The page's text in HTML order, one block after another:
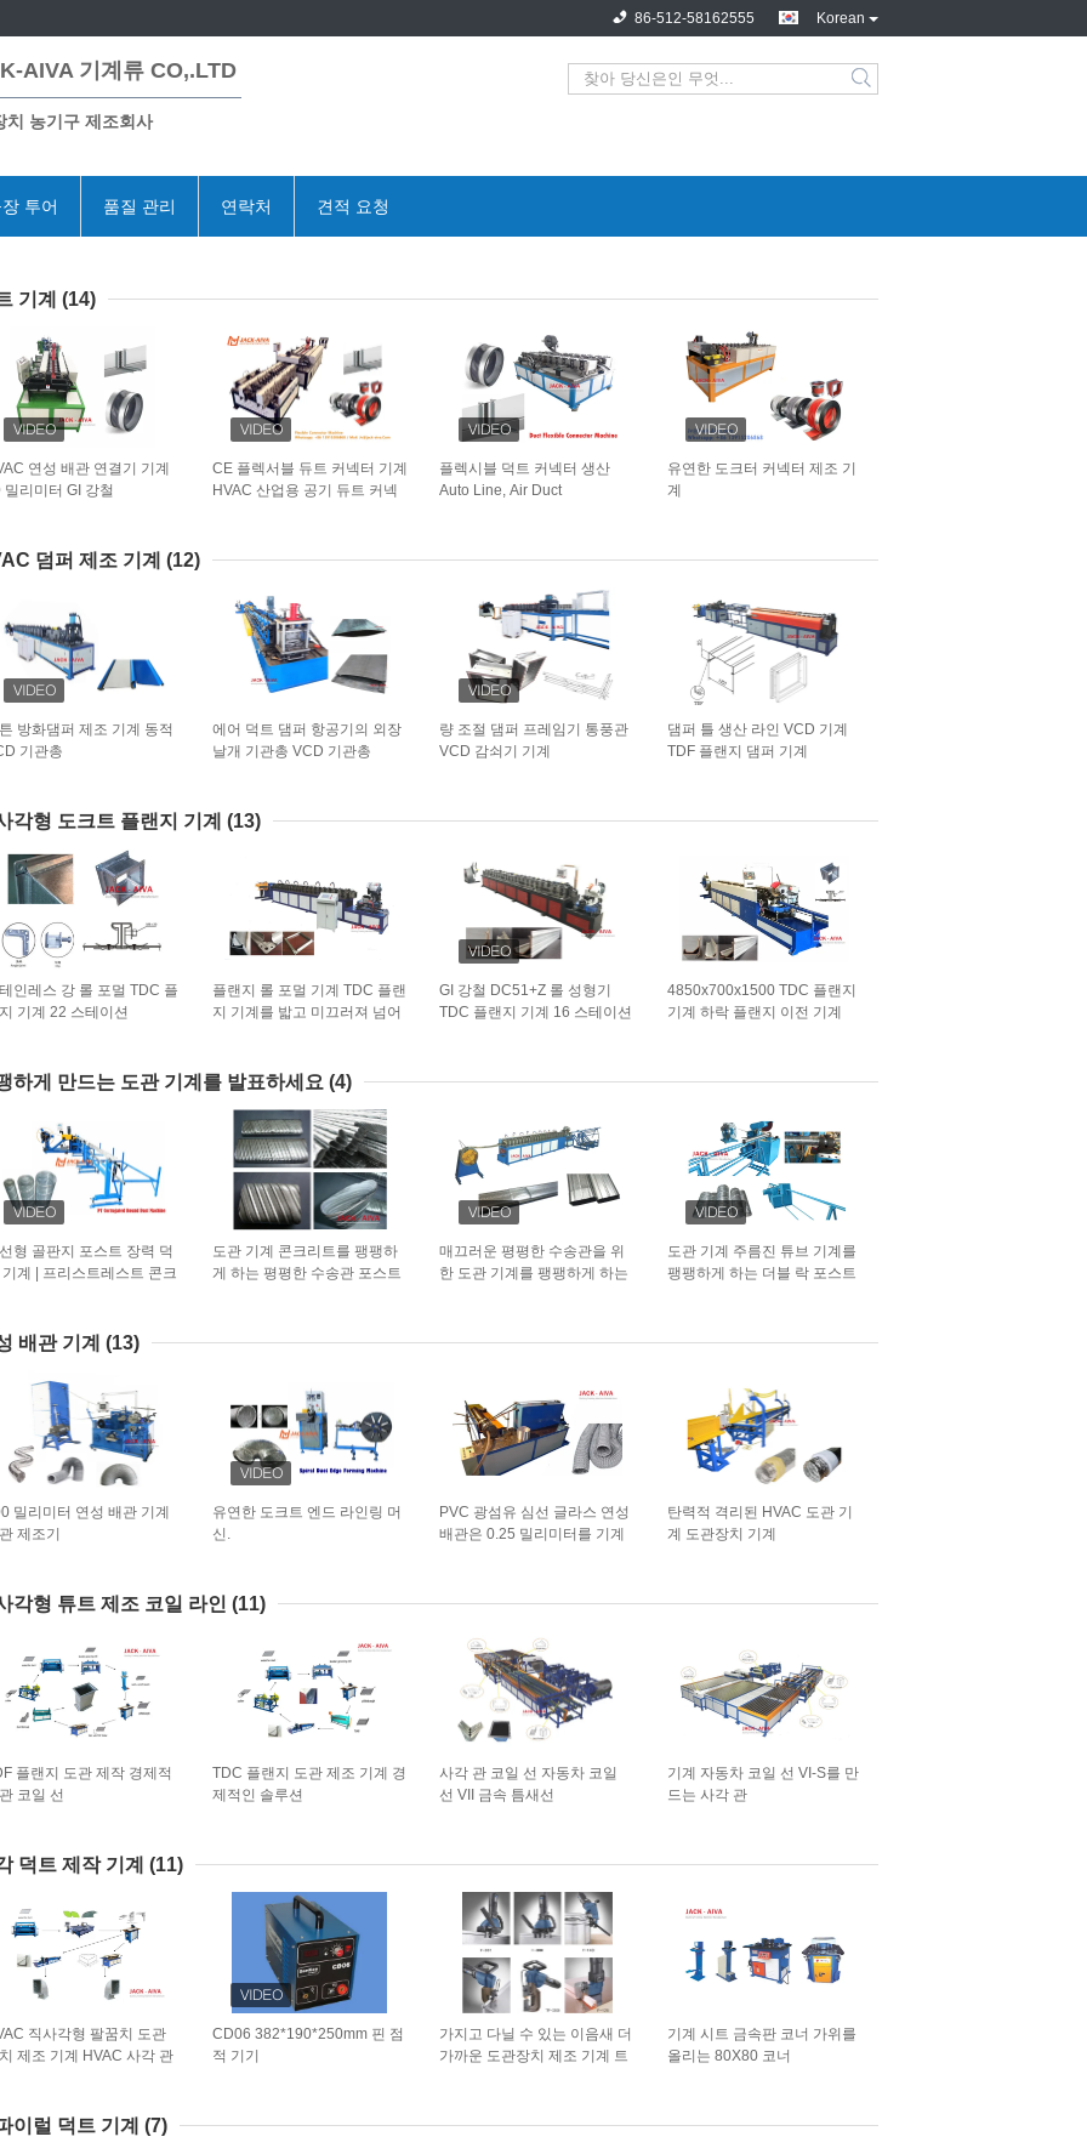
Korean
86-512-58162555
AIVA 기계류 CO,.LTD
치 농기구 제조회사
투어 품질 관리 연락처 견적 요청
기계 (14)
연성 배관 연결기 기계
밀리미터 GI 강철
CE 플렉서블 듀트 커넥터 기계
HVAC 산업용 공기 듀트 커넥
플렉시블 덕트 커넥터 생산
Auto Line, Air Duct
유연한 도크터 커넥터 제조 기
계
덤퍼 제조 기계 (12)
방화댐퍼 제조 기계 동적
기관총
에어 덕트 댐퍼 항공기의 외장
날개 기관총 VCD 기관총
량 조절 댐퍼 프레임기 통풍관
VCD 감쇠기 기계
댐퍼 틀 생산 라인 VCD 기계
TDF 플랜지 댐퍼 기계
각형 도크트 플랜지 기계 (13)
인레스 강 롤 포멀 TDC 플
기계 22 스테이션
플랜지 롤 포멀 기계 TDC 플랜
지 기계를 밟고 미끄러져 넘어
GI 강철 DC51+Z 롤 성형기
TDC 플랜지 기계 16 스테이션
4850x700x1500 TDC 플랜지
기계 하락 플랜지 이전 기계
하게 만드는 도관 기계를 발표하세요 (4)
형 골판지 포스트 장력 덕
기계 | 프리스트레스트 콘크
도관 기계 콘크리트를 팽팽하
게 하는 평평한 수송관 포스트
매끄러운 평평한 수송관을 위
한 도관 기계를 팽팽하게 하는
도관 기계 주름진 튜브 기계를
팽팽하게 하는 더블 락 포스트
배관 기계 (13)
밀리미터 연성 배관 기계
제조기
유연한 도크트 엔드 라인링 머
신.
PVC 광섬유 심선 글라스 연성
배관은 0.25 밀리미터를 기계
탄력적 격리된 HVAC 도관 기
계 도관장치 기계
각형 튜트 제조 코일 라인 (11)
플랜지 도관 제작 경제적
코일 선
TDC 플랜지 도관 제조 기계 경
제적인 솔루션
사각 관 코일 선 자동차 코일
선 VII 금속 틈새선
기계 자동차 코일 선 VI-S를 만
드는 사각 관
덕트 제작 기계 (11)
직사각형 팔꿈치 도관
제조 기계 HVAC 사각 관
CD06 382*190*250mm 핀 점
적 기기
가지고 다닐 수 있는 이음새 더
가까운 도관장치 제조 기계 트
기계 시트 금속판 코너 가위를
올리는 80X80 코너
이럴 덕트 기계 (7)